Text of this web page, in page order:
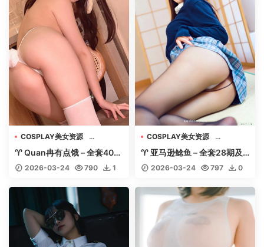
COSPLAY美女资源
机构写真收藏
美女专辑套图视频
♈ Quan冉有点饿 – 全套40期
【17.4G-2026.3】 – 【丽人
2026-03-24 790 1
COSPLAY美女资源
机构写真收藏
美女专辑套图视频
♈ 亚马逊鲶鱼 – 全套28期及
随包视频【16G-2026.3】 –
2026-03-24 797 0